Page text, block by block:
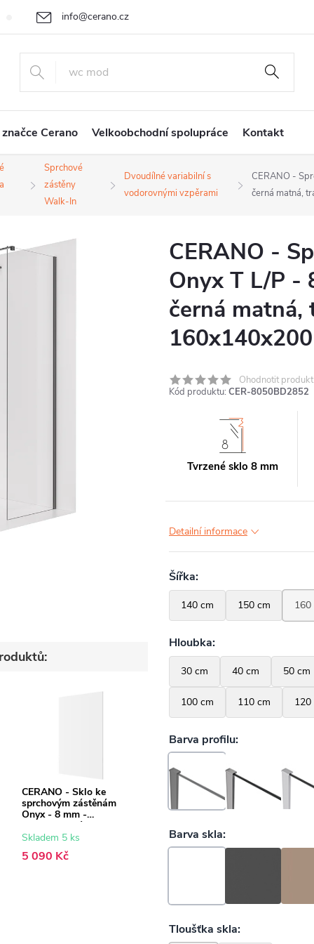
+420 226 400 232
info@cerano.cz
Cenová nabídka na míru
značce Cerano Velkoobchodní spolupráce Kontakt
Sprchové
zástěny
Walk-In
Dvoudílné variabilní s
vodorovnými vzpěrami
CERANO -
černá matná,
CERANO - Sklo ke
sprchovým zástěnám
Onyx - 8 mm -
transparentní sklo -
160x200 cm
Skladem 5 ks
5 090 Kč
CERANO -
Onyx T L/P -
černá
Ohodnotit produkt
Kód produktu: CER-8050BD2852
Tvrzené sklo 8 mm
Detailní informace